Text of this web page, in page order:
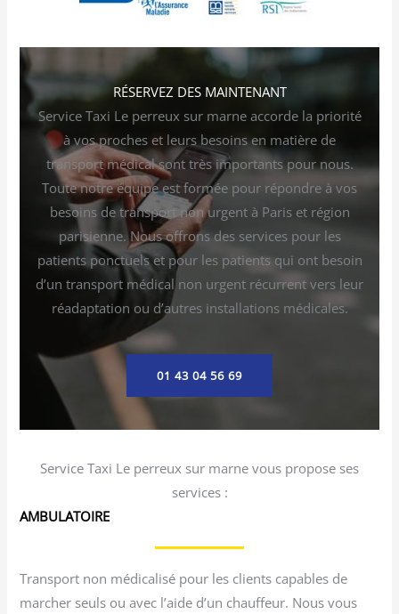
RÉSERVEZ DES MAINTENANT
Service Taxi Le perreux sur marne accorde la priorité
à vos proches et leurs besoins en matière de
transport médical sont très importants pour nous.
Toute notre équipe est formée pour répondre à vos
besoins de transport non urgent à Paris et région
parisienne. Nous offrons des services pour les
patients ponctuels et pour les patients qui ont besoin
d’un transport médical non urgent récurrent vers leur
réadaptation ou d’autres installations médicales.
01 43 04 56 69
Service Taxi Le perreux sur marne vous propose ses
services :
AMBULATOIRE
Transport non médicalisé pour les clients capables de
marcher seuls ou avec l’aide d’un chauffeur. Nous vous